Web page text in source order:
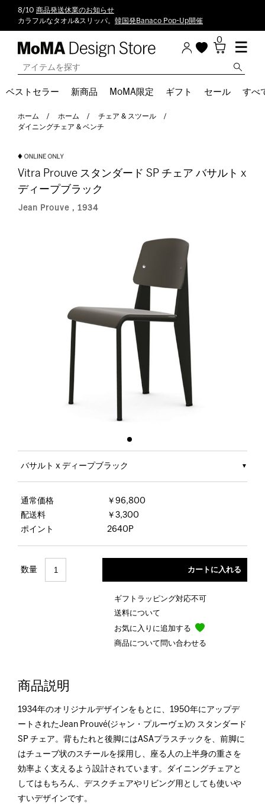
8/10 商品発送休業のお知らせ
カラフルなタオル&スリッパ。 韓国発Banaco Pop-Up開催
0
ベストセラー 新商品 MoMA限定 ギフト セール すべ
ホーム ホーム
チェア & スツール
ダイニングチェア & ベンチ
Vitra Prouve スタンダード SP チェア バサルト x
ディープブラック
Jean Prouve，1934
バサルト x ディープブラック
通常価格
￥96,800
配送料
￥3,300
ポイント
2640P
数量
ギフトラッピング対応不可
送料について
お気に入りに追加する
商品について問い合わせる
商品説明
1934年のオリジナルデザインをもとに、1950年にアップデ
ートされたJean Prouvé(ジャン・プルーヴェ)の スタンダード
SP チェア。背もたれと後脚にはASAプラスチックを、前脚に
はチューブ状のスチールを採用し、座る人の上半身の重さを
効率よく支えるよう設計されています。ダイニングチェアと
してはもちろん、デスクチェアやリビング用としても使いや
すいデザインです。